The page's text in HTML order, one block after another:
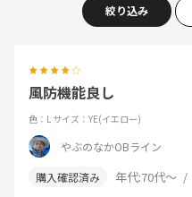
絞り込み
風防機能良し
色：L サイズ：YE(イエロー)
やぶのなかOBライン
年代:70代～